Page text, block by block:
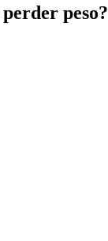
peso?